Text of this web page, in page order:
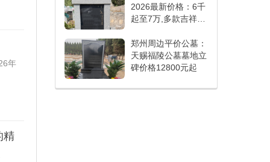
年
精
2026最新价格：6千
起至7万,多款吉祥墓
郑州周边平价公墓：
天赐福陵公墓墓地立
碑价格12800元起